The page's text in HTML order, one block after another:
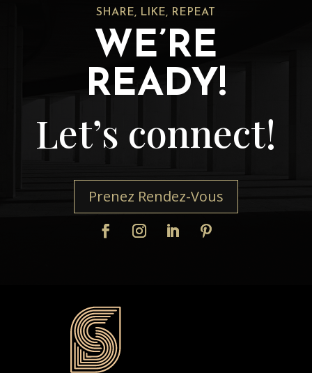
SHARE, LIKE, REPEAT
WE’RE
READY!
Let’s connect!
Prenez Rendez-Vous